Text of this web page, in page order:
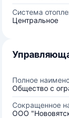
Система
Центральное
Полное
Общество с
Сокращенное
ООО